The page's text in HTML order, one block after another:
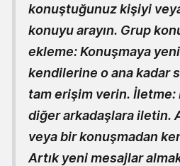
konuştuğunuz kişiyi
konuyu arayın. Grup
ekleme:Konuşmaya
kendilerine o ana kadar
tam erişim verin. İletme:
diğer arkadaşlara iletin.
veya bir konuşmadan
Artık yeni mesajlar